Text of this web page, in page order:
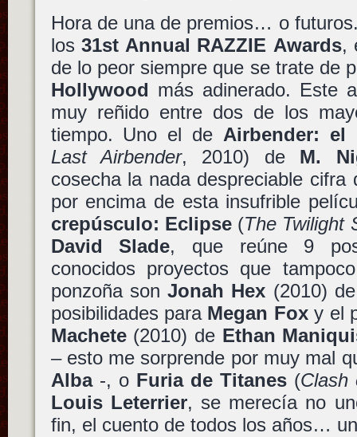
Hora de una de premios… o
los31st Annual RAZZIE Awards,
de lo peor siempre que se trate de
Hollywood más adinerado. Este
muy reñido entre dos de los
tiempo. Uno el de Airbender: el
Last Airbender, 2010) de M.
cosecha la nada despreciable cifra
por encima de esta insufrible
crepúsculo: Eclipse(The Twilight
David Slade, que reúne 9
conocidos proyectos que
ponzoña sonJonah Hex (2010)
posibilidades para Megan Foxy el
Machete(2010) de Ethan
– esto me sorprende por muy mal
Alba-, o Furia de Titanes(Clash
Louis Leterrier, se merecía no
fin, el cuento de todos los años…